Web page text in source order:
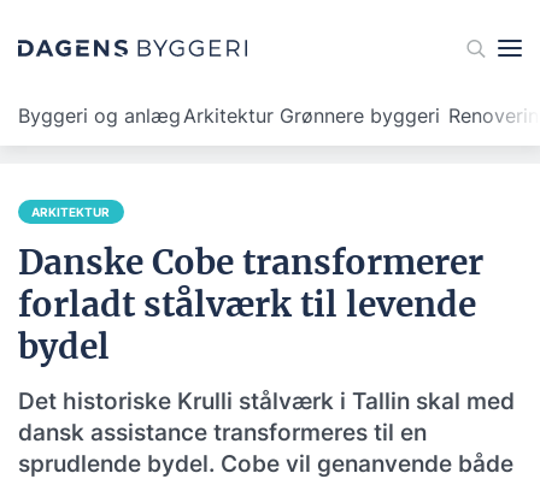
Byggeri og anlægArkitektur Grønnere byggeri
ARKITEKTUR
Danske Cobe transformerer
forladt stålværk til levende
bydel
Det historiske Krulli stålværk i Tallin skal med
dansk assistance transformeres til en
sprudlende bydel. Cobe vil genanvende både